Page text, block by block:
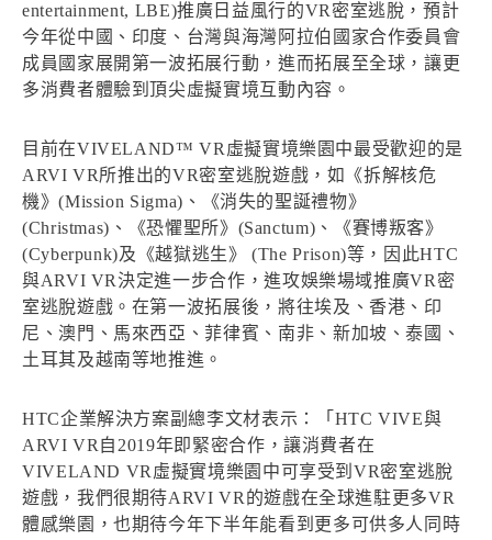
entertainment, LBE)推廣日益風行的VR密室逃脫，預計
今年從中國、印度、台灣與海灣阿拉伯國家合作委員會
成員國家展開第一波拓展行動，進而拓展至全球，讓更
多消費者體驗到頂尖虛擬實境互動內容。
目前在VIVELAND™ VR虛擬實境樂園中最受歡迎的是
ARVI VR所推出的VR密室逃脫遊戲，如《拆解核危
機》(Mission Sigma)、《消失的聖誕禮物》
(Christmas)、《恐懼聖所》(Sanctum)、《賽博叛客》
(Cyberpunk)及《越獄逃生》 (The Prison)等，因此HTC
與ARVI VR決定進一步合作，進攻娛樂場域推廣VR密
室逃脫遊戲。在第一波拓展後，將往埃及、香港、印
尼、澳門、馬來西亞、菲律賓、南非、新加坡、泰國、
土耳其及越南等地推進。
HTC企業解決方案副總李文材表示：「HTC VIVE與
ARVI VR自2019年即緊密合作，讓消費者在
VIVELAND VR虛擬實境樂園中可享受到VR密室逃脫
遊戲，我們很期待ARVI VR的遊戲在全球進駐更多VR
體感樂園，也期待今年下半年能看到更多可供多人同時